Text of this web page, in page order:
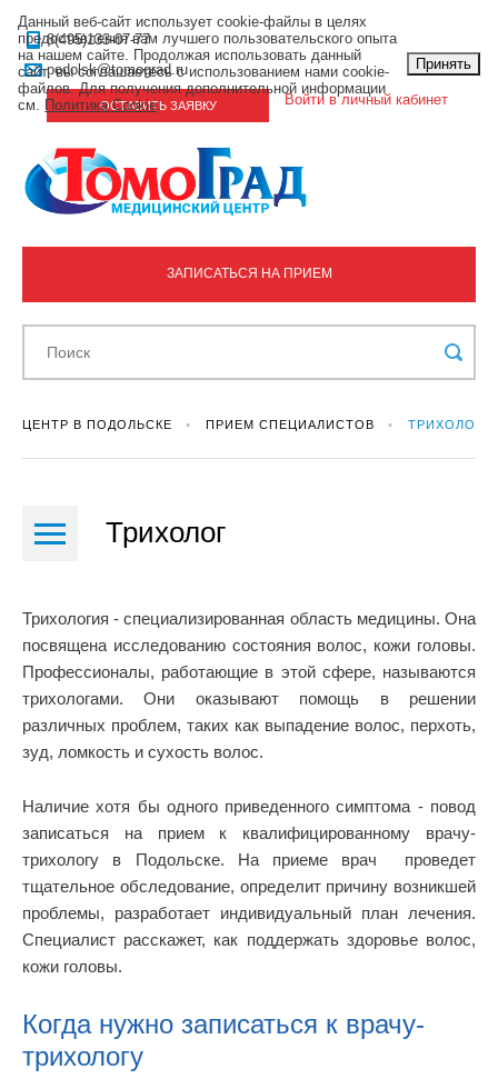
8(495)133-07-77
podolsk@tomograd.ru
ОСТАВИТЬ ЗАЯВКУ Войти в личный кабинет
ЗАПИСАТЬСЯ НА ПРИЕМ
ЦЕНТР В ПОДОЛЬСКЕ ПРИЕМ СПЕЦИАЛИСТОВ ТРИХОЛОГ
Трихолог
Трихология - специализированная область медицины. Она
посвящена исследованию состояния волос, кожи головы.
Профессионалы, работающие в этой сфере, называются
трихологами. Они оказывают помощь в решении
различных проблем, таких как выпадение волос, перхоть,
зуд, ломкость и сухость волос.
Наличие хотя бы одного приведенного симптома - повод
записаться на прием к квалифицированному врачу-
трихологу в Подольске. На приеме врач проведет
тщательное обследование, определит причину возникшей
проблемы, разработает индивидуальный план лечения.
Специалист расскажет, как поддержать здоровье волос,
кожи головы.
Когда нужно записаться к врачу-
трихологу
Данный веб-сайт использует cookie-файлы в целях
предоставления вам лучшего пользовательского опыта
на нашем сайте. Продолжая использовать данный
сайт, вы соглашаетесь с использованием нами cookie-
файлов. Для получения дополнительной информации
см. Политика Cookie.
Принять